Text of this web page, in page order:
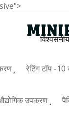
रेटिंग टॉप -
उपकरण